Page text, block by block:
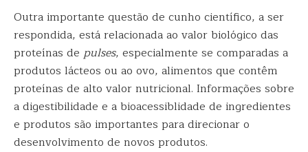
Outra importante questão de cunho científico, a ser
respondida, está relacionada ao valor biológico das
proteínas de pulses, especialmente se comparadas a
produtos lácteos ou ao ovo, alimentos que contêm
proteínas de alto valor nutricional. Informações sobre
a digestibilidade e a bioacessiblidade de ingredientes
e produtos são importantes para direcionar o
desenvolvimento de novos produtos.